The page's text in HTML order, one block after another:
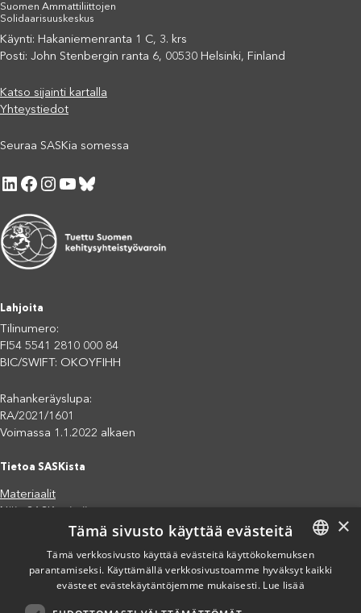
Suomen Ammattiliittojen
Solidaarisuuskeskus
Käynti: Hakaniemenranta 1 C, 3. krs
Posti: John Stenbergin ranta 6, 00530 Helsinki, Finland
Katso sijainti kartalla
Yhteystiedot
Seuraa SASKia somessa
LinkedIn Facebook Instagram YouTube Bluesky
Lahjoita
Tilinumero:
FI54 5541 2810 000 84
BIC/SWIFT: OKOYFIHH
Rahankeräyslupa:
RA/2021/1601
Voimassa 1.1.2022 alkaen
Tietoa SASKista
Materiaalit
Jäsenjärjestöt
Saavutettavuusseloste
Tietosuojaseloste
Eettiset periaatteet (pdf)
FINNISH
×
Tämä sivusto käyttää evästeitä
Tämä verkkosivusto käyttää evästeitä käyttökokemuksen
parantamiseksi. Käyttämällä verkkosivustoamme hyväksyt kaikki
evästeet evästekäytäntöjemme mukaisesti. Lue lisää